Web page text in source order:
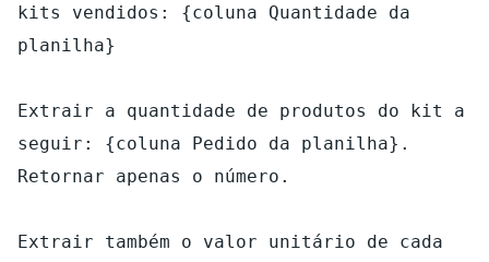
kits vendidos: {coluna Quantidade da
planilha}
Extrair a quantidade de produtos do kit a
seguir: {coluna Pedido da planilha}.
Retornar apenas o número.
Extrair também o valor unitário de cada